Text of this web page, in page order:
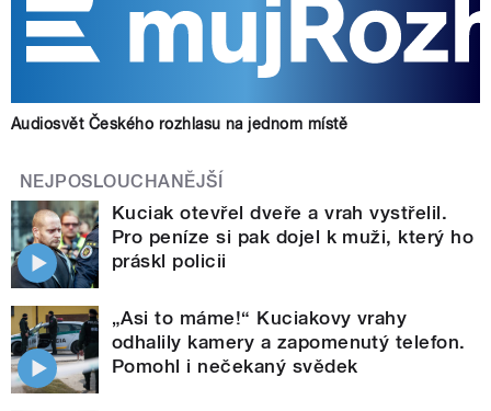
Audiosvět Českého rozhlasu na jednom místě
NEJPOSLOUCHANĚJŠÍ
Kuciak otevřel dveře a vrah vystřelil.
Pro peníze si pak dojel k muži, který ho
práskl policii
„Asi to máme!“ Kuciakovy vrahy
odhalily kamery a zapomenutý telefon.
Pomohl i nečekaný svědek